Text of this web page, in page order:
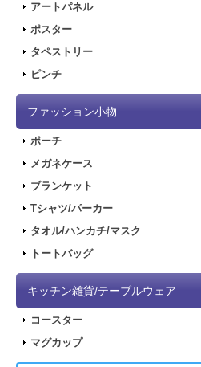
アートパネル
ポスター
タペストリー
ピンチ
ファッション小物
ポーチ
メガネケース
ブランケット
Tシャツ/パーカー
タオル/ハンカチ/マスク
トートバッグ
キッチン雑貨/テーブルウェア
コースター
マグカップ